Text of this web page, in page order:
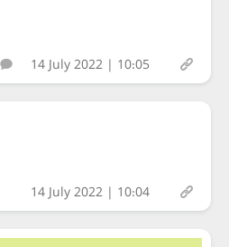
14 July 2022 | 10:05
14 July 2022 | 10:04